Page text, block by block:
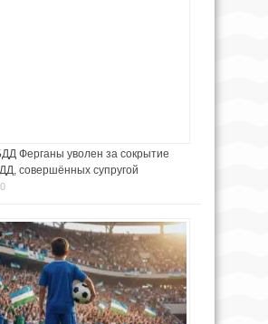
Ферганы уволен за сокрытие
совершённых супругой